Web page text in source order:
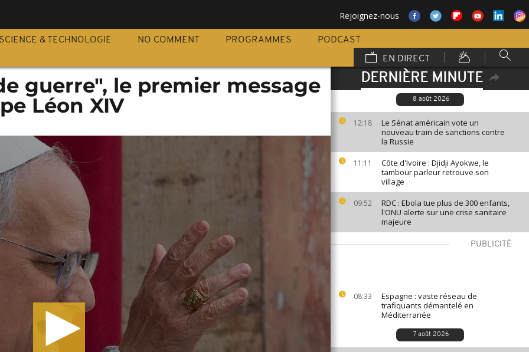
Rejoignez-nous
SCIENCE & TECHNOLOGIE NO COMMENT PROGRAMMES
PODCAST
EN DIRECT
DERNIÈRE MINUTE
8 août 2026
12:18
Le Sénat américain vote un
nouveau train de sanctions contre
la Russie
11:11
Côte d'Ivoire : Djidji Ayokwe, le
tambour parleur retrouve son
village
09:52
RDC : Ebola tue plus de 300 enfants,
l'ONU alerte sur une crise sanitaire
majeure
PUBLICITÉ
08:33
Espagne : vaste réseau de
trafiquants démantelé en
Méditerranée
7 août 2026
guerre", le premier message
Léon XIV